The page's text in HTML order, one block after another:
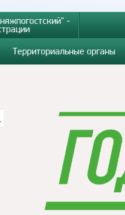
-
Территориальные органы